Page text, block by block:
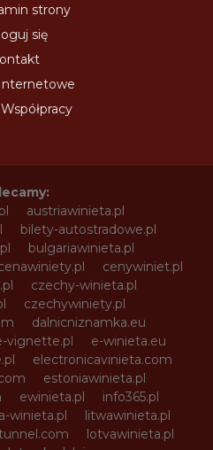
strony
się
austriawinieta.pl
bilety-autostradowe.pl
bulgariawinieta.pl
cenywiniet.pl
czechy-winieta.pl
czechywiniety.pl
dalnicniznamka.eu
vignette.pl
e-winieta.eu
electronicavinieta.com
estoniawinieta.pl
ewinieta.pl
info365.pl
winieta.pl
litwawinieta.pl
lotvawinieta.pl